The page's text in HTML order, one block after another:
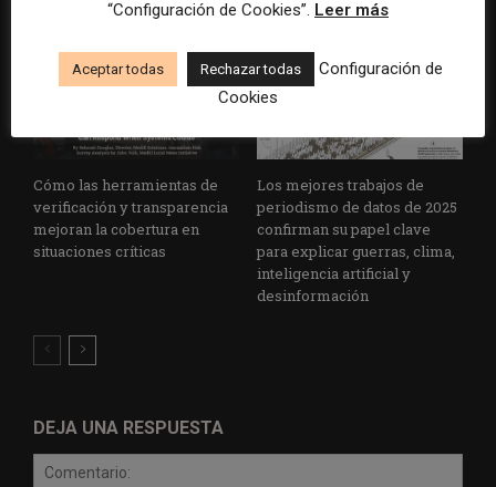
Cómo las herramientas de
verificación y transparencia
mejoran la cobertura en
situaciones críticas
Los mejores trabajos de
periodismo de datos de 2025
confirman su papel clave
para explicar guerras, clima,
inteligencia artificial y
desinformación
DEJA UNA RESPUESTA
“Configuración de Cookies”. Leer más
Aceptar todas Rechazar todas
Configuración de
Cookies